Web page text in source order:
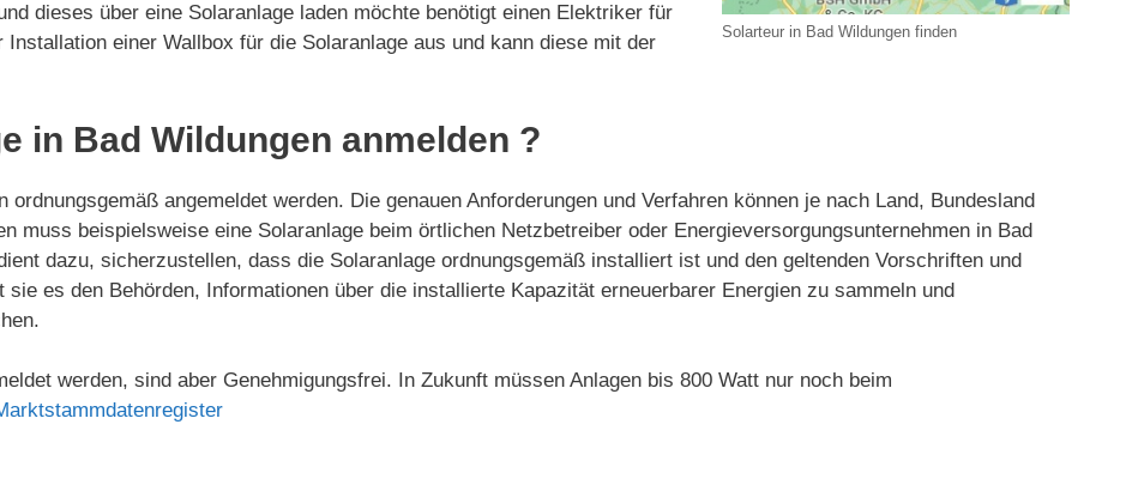
Solarteur in Bad Wildungen finden
dieses über eine Solaranlage laden möchte benötigt einen Elektriker für
einer Wallbox für die Solaranlage aus und kann diese mit der
in Bad Wildungen anmelden ?
angemeldet werden. Die genauen Anforderungen und Verfahren können je nach Land, Bundesland
muss beispielsweise eine Solaranlage beim örtlichen Netzbetreiber oder Energieversorgungsunternehmen in Bad
dazu, sicherzustellen, dass die Solaranlage ordnungsgemäß installiert ist und den geltenden Vorschriften und
es den Behörden, Informationen über die installierte Kapazität erneuerbarer Energien zu sammeln und
werden, sind aber Genehmigungsfrei. In Zukunft müssen Anlagen bis 800 Watt nur noch beim